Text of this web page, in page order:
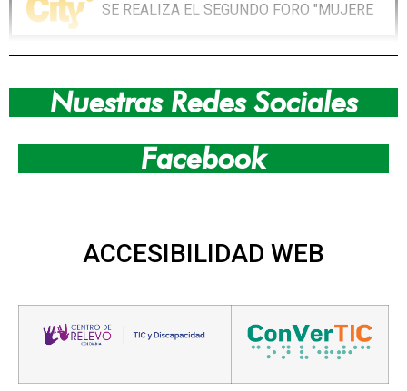
SE REALIZA EL SEGUNDO FORO "MUJERES
PICO Y PLACA PARA CARROS
NUEVO CENTRO ADMINISTRATIVO DE CHÍA
ALCALDE DE CHÍA ADVIRTIÓ DESAFÍOS DE
Nuestras Redes Sociales
Facebook
ACCESIBILIDAD WEB